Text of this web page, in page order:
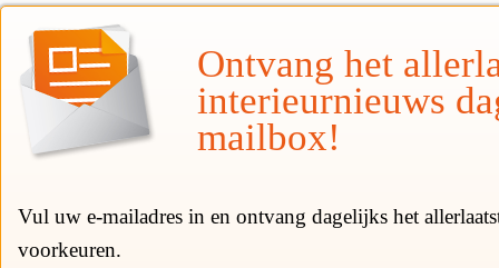
Ontvang het
interieurnieuws
mailbox!
Vul uw e-mailadres in en ontvang dagelijks het
voorkeuren.